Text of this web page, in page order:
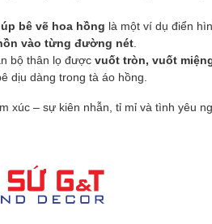
bê vẽ hoa hồng là một ví dụ điển
vào từng đường nét
bộ thân lọ được vuốt tròn, vuốt
dịu dàng trong tà áo hồng.
xúc – sự kiên nhẫn, tỉ mỉ và tình yêu